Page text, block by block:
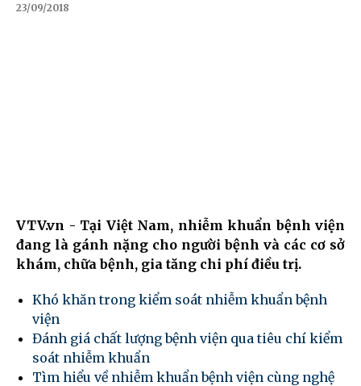
23/09/2018
VTV.vn - Tại Việt Nam, nhiễm khuẩn bệnh viện
đang là gánh nặng cho người bệnh và các cơ sở
khám, chữa bệnh, gia tăng chi phí điều trị.
Khó khăn trong kiểm soát nhiễm khuẩn bệnh
viện
Đánh giá chất lượng bệnh viện qua tiêu chí kiểm
soát nhiễm khuẩn
Tìm hiểu về nhiễm khuẩn bệnh viện cùng nghệ